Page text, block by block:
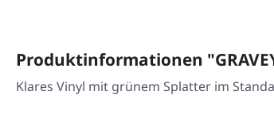
Produktinformationen
Klares Vinyl mit grünem Splatter im